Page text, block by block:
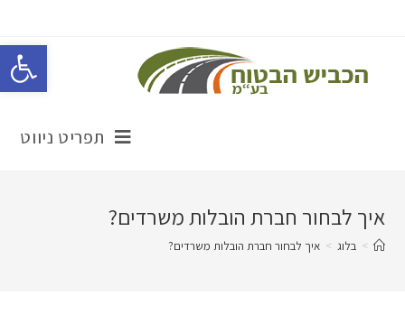
פתח סרגל נגישות
תפריט ניווט
איך לבחור חברת הובלות משרדים?
> בלוג > איך לבחור חברת הובלות משרדים?